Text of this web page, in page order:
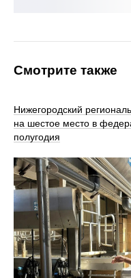
Смотрите также
Нижегородский
на шестое место в
полугодия